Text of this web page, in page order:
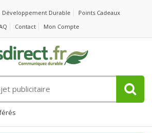
Développement Durable
Points Cadeaux
Contact Mon Compte